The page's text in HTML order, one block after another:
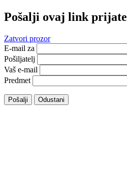
Pošalji ovaj link
Zatvori prozor
E-mail za
Pošiljatelj
Vaš e-mail
Predmet
Pošalji Odustani